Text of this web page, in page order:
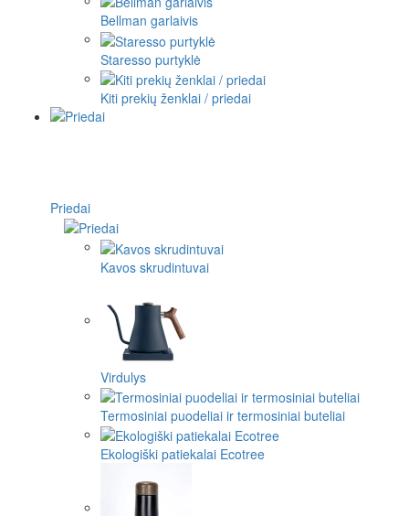
Bellman garlaivis
Staresso purtyklė
Kiti prekių ženklai / priedai
Priedai
Kavos skrudintuvai
Virdulys
Termosiniai puodeliai ir termosiniai buteliai
Ekologiški patiekalai Ecotree